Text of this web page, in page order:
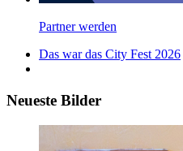
Partner werden
Das war das City Fest 2026
Neueste Bilder